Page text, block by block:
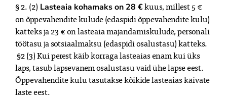
§ 2. (2) Lasteaia kohamaks on 28 € kuus, millest 5 €
on õppevahendite kulude (edaspidi õppevahendite kulu)
katteks ja 23 € on lasteaia majandamiskulude, personali
töötasu ja sotsiaalmaksu (edaspidi osalustasu) katteks.
laps, tasub lapsevanem osalustasu vaid ühe lapse eest.
Õppevahendite kulu tasutakse kõikide lasteaias käivate
laste eest.